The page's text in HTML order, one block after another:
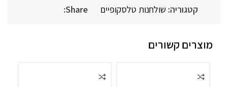
קטגוריה: שולחנות טלסקופיים Share:
מוצרים קשורים